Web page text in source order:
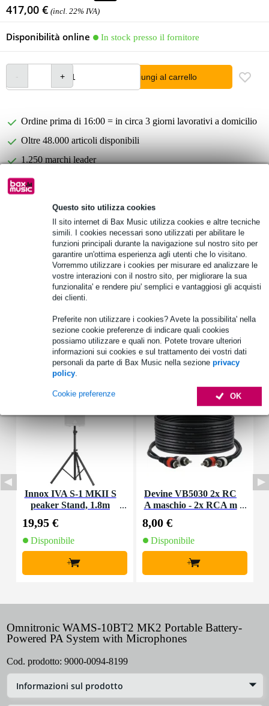
Questo sito utilizza cookies
Il sito internet di Bax Music utilizza cookies e altre tecniche
simili. I cookies necessari sono utilizzati per abilitare le
funzioni principali durante la navigazione sul nostro sito per
garantire un'ottima esperienza agli utenti che lo visitano.
Vorremmo utilizzare i cookies per misurare ed analizzare le
vostre interazioni con il nostro sito, per migliorare la sua
funzionalita' e rendere piu' semplici e vantaggiosi gli acquisti
dei clienti.
Preferite non utilizzare i cookies? Avete la possibilita' nella
sezione cookie preferenze di indicare quali cookies
possiamo utilizzare e quali non. Potete trovare ulteriori
informazioni sui cookies e sul trattamento dei vostri dati
personali da parte di Bax Music nella sezione privacy
policy.
OK
Cookie preferenze
417,00 € (incl. 22% IVA)
Disponibilità online In stock presso il fornitore
Aggiungi al carrello
Ordine prima di 16:00 = in circa 3 giorni lavorativi a domicilio
Oltre 48.000 articoli disponibili
1.250 marchi leader
vantaggi!
20,85 € di premio
Informazioni sul prodotto
alimentazione: 100-240 V CA, 50/60 Hz o 12 V CC
consumo di energia: 150 W
Specifiche complete
Accessori (9)
Innox IVA S-1 MKII S
peaker Stand, 1.8m
19,95 €
Disponibile
+
Devine VB5030 2x RC
A maschio - 2x RCA m
8,00 €
Disponibile
+
Omnitronic WAMS-10BT2 MK2 Portable Battery-
Powered PA System with Microphones
Cod. prodotto: 9000-0094-8199
Informazioni sul prodotto